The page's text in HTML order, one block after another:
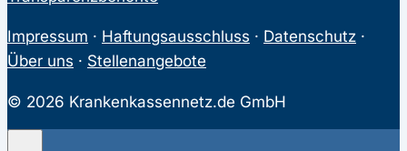
Impressum · Haftungsausschluss · Datenschutz ·
Über uns · Stellenangebote
© 2026 Krankenkassennetz.de GmbH